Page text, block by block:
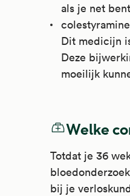
als je net
colestyramine
Dit medicijn
Deze
moeilijk
Welke
Totdat je 36
bij je